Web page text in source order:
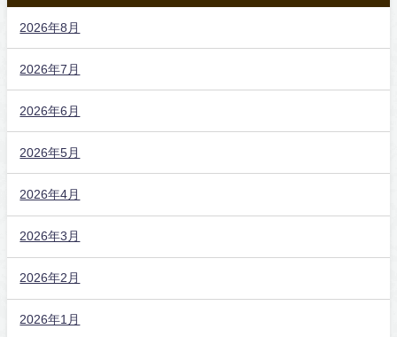
2026年8月
2026年7月
2026年6月
2026年5月
2026年4月
2026年3月
2026年2月
2026年1月